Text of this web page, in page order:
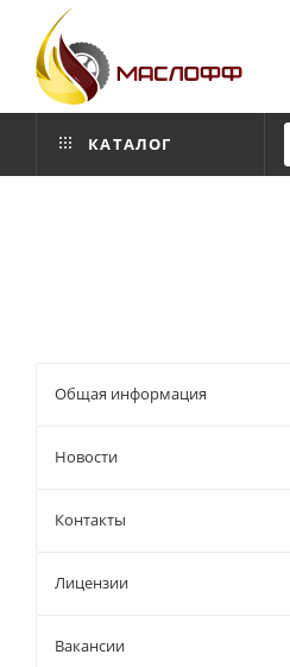
КАТАЛОГ
Общая информация
Новости
Контакты
Лицензии
Вакансии